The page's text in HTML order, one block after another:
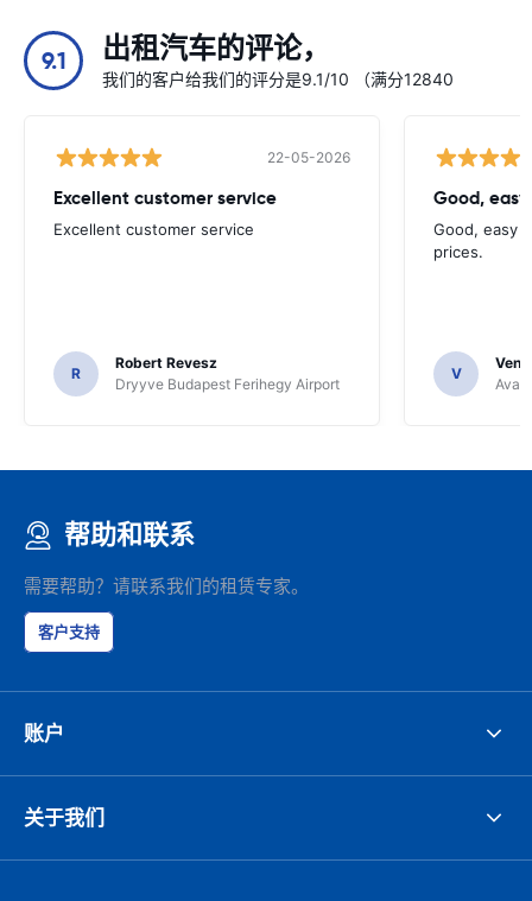
9.1 出租汽车的评论，
我们的客户给我们的评分是9.1/10 （满分12840
22-05-2026
Excellent customer service
Excellent customer service
R
Robert Revesz
Dryyve Budapest Ferihegy Airport
Good,
Good, easy
prices.
V
帮助和联系
需要帮助？请联系我们的租赁专家。
客户支持
账户
关于我们